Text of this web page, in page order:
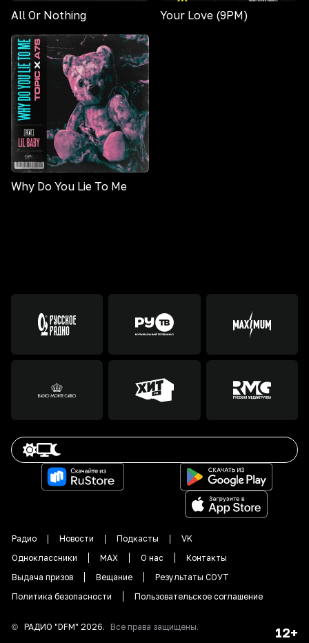
All Or Nothing Your Love (9PM)
Why Do You Lie To Me
Радио Новости Подкасты
VK
Одноклассники
MAX О нас
Контакты
Выдача призов
Вещание
Результаты СОУТ
Политика безопасности
Пользовательское соглашение
© РАДИО "DFM" 2026. Все права защищены. 12+